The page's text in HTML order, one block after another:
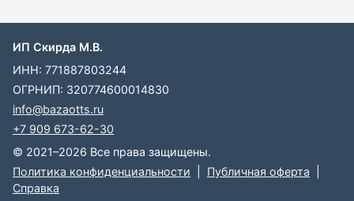
ИП Скирда М.В.
ИНН: 771887803244
ОГРНИП: 320774600014830
info@bazaotts.ru
+7 909 673-62-30
© 2021–2026 Все права защищены.
Политика конфиденциальности
Публичная оферта
Справка